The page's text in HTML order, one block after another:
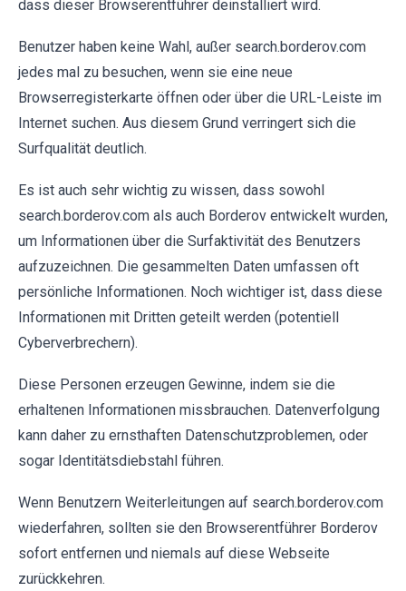
dass dieser Browserentführer deinstalliert wird.
Benutzer haben keine Wahl, außer search.borderov.com
jedes mal zu besuchen, wenn sie eine neue
Browserregisterkarte öffnen oder über die URL-Leiste im
Internet suchen. Aus diesem Grund verringert sich die
Surfqualität deutlich.
Es ist auch sehr wichtig zu wissen, dass sowohl
search.borderov.com als auch Borderov entwickelt wurden,
um Informationen über die Surfaktivität des Benutzers
aufzuzeichnen. Die gesammelten Daten umfassen oft
persönliche Informationen. Noch wichtiger ist, dass diese
Informationen mit Dritten geteilt werden (potentiell
Cyberverbrechern).
Diese Personen erzeugen Gewinne, indem sie die
erhaltenen Informationen missbrauchen. Datenverfolgung
kann daher zu ernsthaften Datenschutzproblemen, oder
sogar Identitätsdiebstahl führen.
Wenn Benutzern Weiterleitungen auf search.borderov.com
wiederfahren, sollten sie den Browserentführer Borderov
sofort entfernen und niemals auf diese Webseite
zurückkehren.